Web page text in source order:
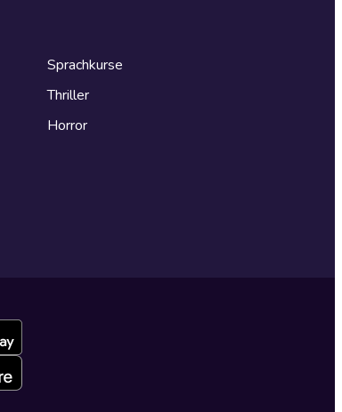
Sprachkurse
Thriller
Horror